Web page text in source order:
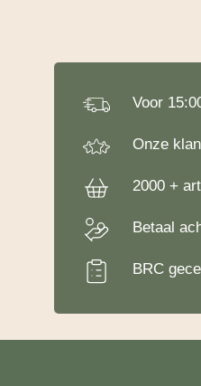
Voor
Onze
2000 +
Betaal
BRC